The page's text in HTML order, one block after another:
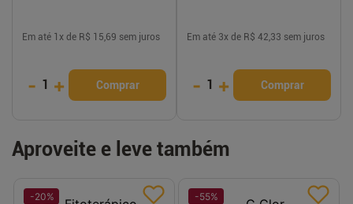
Em até 1 x de R$ 15,69 sem juros
- 1 + Comprar
Em até 3x de R$ 42,33 sem juros
- 1 + Comprar
Aproveite e leve também
-20% -55%